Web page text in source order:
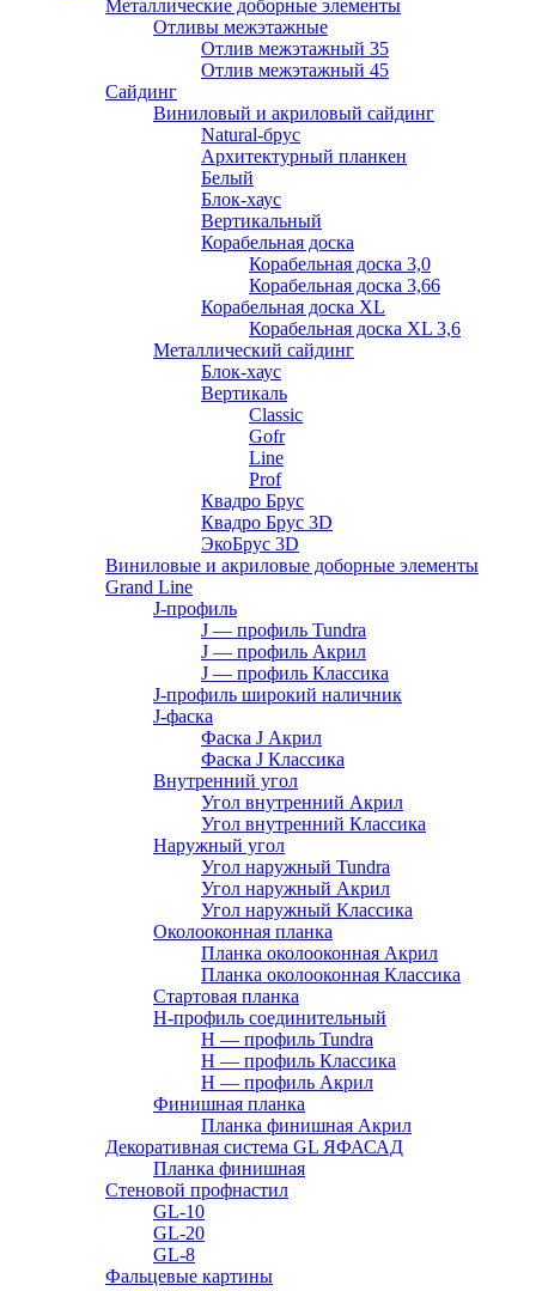
Металлические доборные элементы
Отливы межэтажные
Отлив межэтажный 35
Отлив межэтажный 45
Сайдинг
Виниловый и акриловый сайдинг
Natural-брус
Архитектурный планкен
Белый
Блок-хаус
Вертикальный
Корабельная доска
Корабельная доска 3,0
Корабельная доска 3,66
Корабельная доска XL
Корабельная доска XL 3,6
Металлический сайдинг
Блок-хаус
Вертикаль
Classic
Gofr
Line
Prof
Квадро Брус
Квадро Брус 3D
ЭкоБрус 3D
Виниловые и акриловые доборные элементы
Grand Line
J-профиль
J — профиль Tundra
J — профиль Акрил
J — профиль Классика
J-профиль широкий наличник
J-фаска
Фаска J Акрил
Фаска J Классика
Внутренний угол
Угол внутренний Акрил
Угол внутренний Классика
Наружный угол
Угол наружный Tundra
Угол наружный Акрил
Угол наружный Классика
Околооконная планка
Планка околооконная Акрил
Планка околооконная Классика
Стартовая планка
H-профиль соединительный
Н — профиль Tundra
H — профиль Классика
Н — профиль Акрил
Финишная планка
Планка финишная Акрил
Декоративная система GL ЯФАСАД
Планка финишная
Стеновой профнастил
GL-10
GL-20
GL-8
Фальцевые картины